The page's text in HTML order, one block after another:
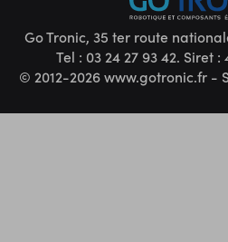
Go Tronic, 35 ter route
Tel : 03 24 27 93 42. Siret
© 2012-2026 www.gotronic.fr -